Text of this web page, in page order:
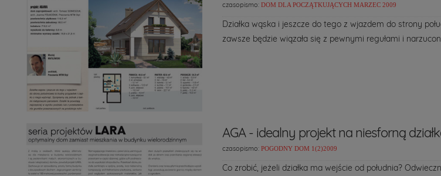
czasopismo: DOM DLA POCZĄTKUJĄCYCH MARZEC 2009
Działka wąska i jeszcze do tego z wjazdem do strony
zawsze będzie wiązała się z pewnymi regułami i
AGA - idealny projekt na niesforną
czasopismo: POGODNY DOM 1(2)2009
Co zrobić, jeżeli działka ma wejście od południa?